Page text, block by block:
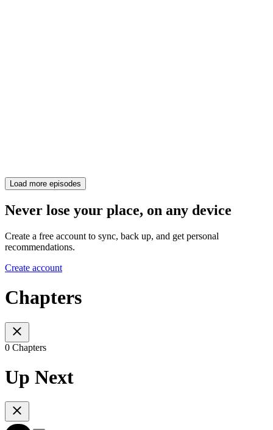
Load more episodes
Never lose your place, on any device
Create a free account to sync, back up, and get personal
recommendations.
Create account
Chapters
0 Chapters
Up Next